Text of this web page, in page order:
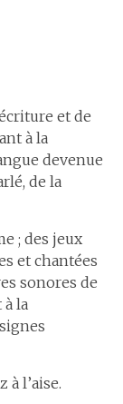
et de
à la
devenue
de la
; des jeux
et chantées
sonores de
la
l’aise.